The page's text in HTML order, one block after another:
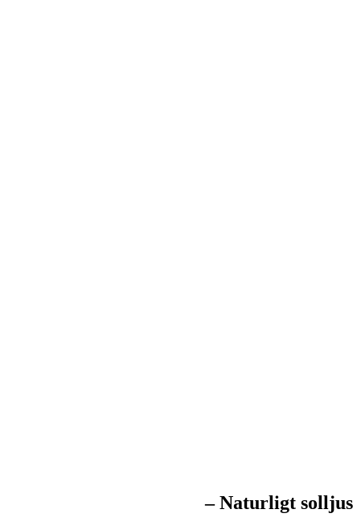
– Naturligt solljus